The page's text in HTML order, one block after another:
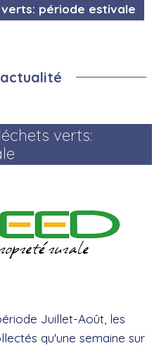
période estivale
verts:
Juillet-Août, les
qu'une semaine sur